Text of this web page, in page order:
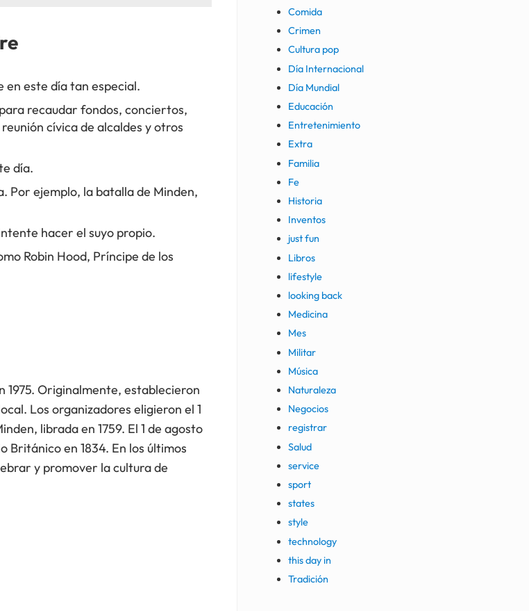
en este día tan especial.
recaudar fondos, conciertos,
cívica de alcaldes y otros
día.
Por ejemplo, la batalla de Minden,
hacer el suyo propio.
Robin Hood, Príncipe de los
1975. Originalmente, establecieron
Los organizadores eligieron el 1
librada en 1759. El 1 de agosto
Británico en 1834. En los últimos
y promover la cultura de
Comida
Crimen
Cultura pop
Día Internacional
Día Mundial
Educación
Entretenimiento
Extra
Familia
Fe
Historia
Inventos
just fun
Libros
lifestyle
looking back
Medicina
Mes
Militar
Música
Naturaleza
Negocios
registrar
Salud
service
sport
states
style
technology
this day in
Tradición